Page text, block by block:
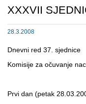
Aktivnosti
Nacionalni spomenici
Servisi
Multimedija
XXXVII
28.3.2008
Dnevni red 37. sjednice
Komisije za očuvanje
Prvi dan (petak